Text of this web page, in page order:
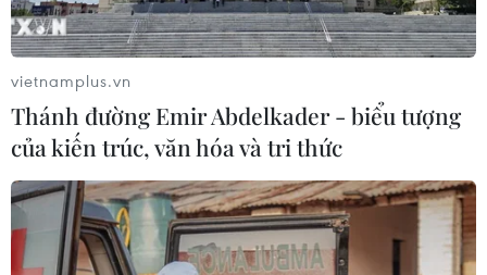
vietnamplus.vn
Thánh đường Emir Abdelkader - biểu tượng
của kiến trúc, văn hóa và tri thức